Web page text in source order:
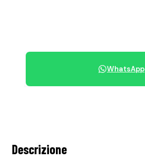
WhatsApp
Descrizione